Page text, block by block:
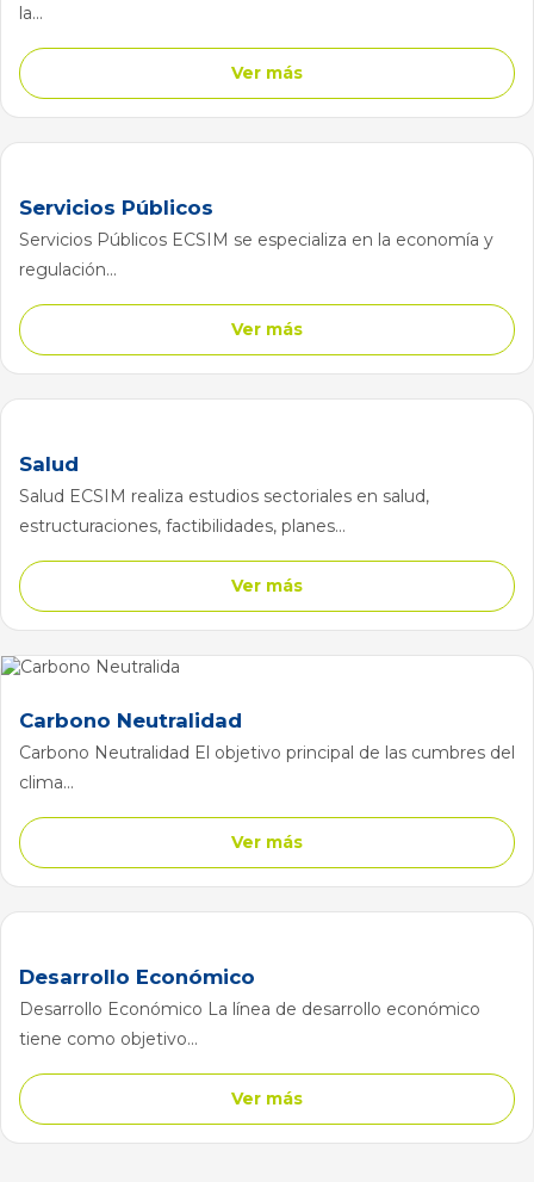
la...
Ver más
Servicios Públicos
Servicios Públicos ECSIM se especializa en la economía y
regulación...
Ver más
Salud
Salud ECSIM realiza estudios sectoriales en salud,
estructuraciones, factibilidades, planes...
Ver más
Carbono Neutralidad
Carbono Neutralidad El objetivo principal de las cumbres del
clima...
Ver más
Desarrollo Económico
Desarrollo Económico La línea de desarrollo económico
tiene como objetivo...
Ver más